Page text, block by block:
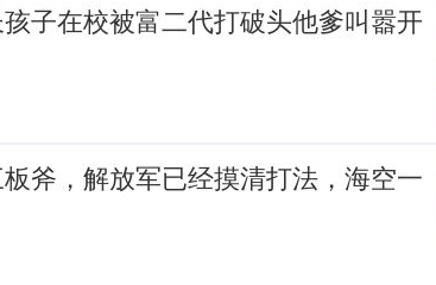
子在校被富二代打破头他爹叫嚣开
斧，解放军已经摸清打法，海空一